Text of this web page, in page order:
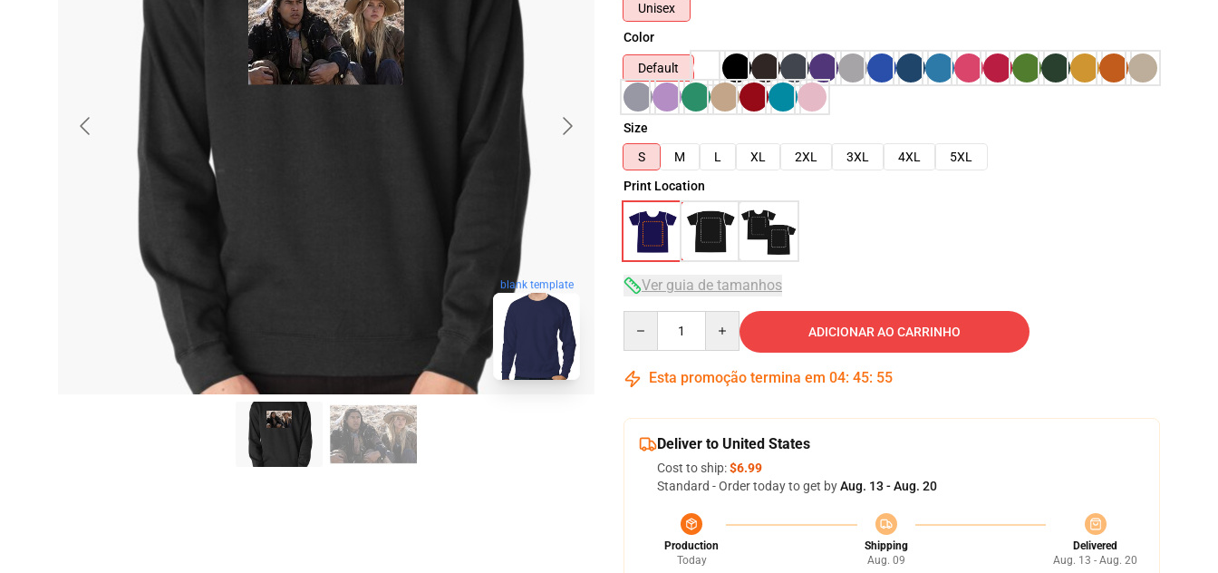
blank template
Unisex
Color
Default
Size
S
M L XL 2XL 3XL 4XL
5XL
Print Location
Ver guia de tamanhos
ADICIONAR AO CARRINHO
Esta promoção termina em 04: 45: 54
Deliver to United States
Cost to ship:$6.99
Standard - Order today to get byAug. 13 - Aug. 20
Production
Today
Shipping
Aug. 09
Delivered
Aug. 13 - Aug. 20